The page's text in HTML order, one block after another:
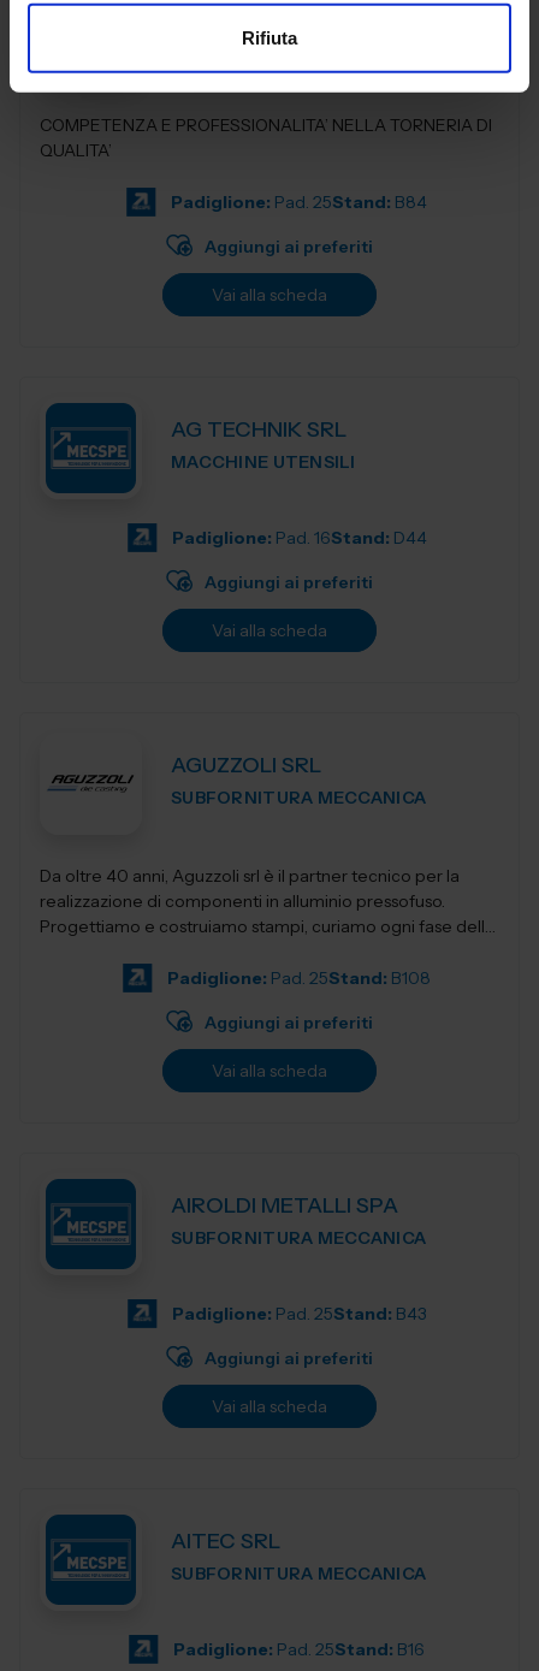
Rifiuta
AFATAC SRL
SUBFORNITURA MECCANICA
COMPETENZA E PROFESSIONALITA’ NELLA TORNERIA DI
QUALITA’
Padiglione: Pad. 25Stand: B84
Aggiungi ai preferiti
Vai alla scheda
AG TECHNIK SRL
MACCHINE UTENSILI
Padiglione: Pad. 16Stand: D44
Aggiungi ai preferiti
Vai alla scheda
AGUZZOLI SRL
SUBFORNITURA MECCANICA
Da oltre 40 anni, Aguzzoli srl è il partner tecnico per la
realizzazione di componenti in alluminio pressofuso.
Progettiamo e costruiamo stampi, curiamo ogni fase della
Padiglione: Pad. 25Stand: B108
Aggiungi ai preferiti
Vai alla scheda
AIROLDI METALLI SPA
SUBFORNITURA MECCANICA
Padiglione: Pad. 25Stand: B43
Aggiungi ai preferiti
Vai alla scheda
AITEC SRL
SUBFORNITURA MECCANICA
Padiglione: Pad. 25Stand: B16